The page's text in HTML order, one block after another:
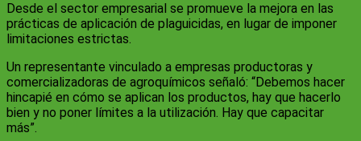
Desde el sector empresarial se promueve la mejora en las
prácticas de aplicación de plaguicidas, en lugar de imponer
limitaciones estrictas.
Un representante vinculado a empresas productoras y
comercializadoras de agroquímicos señaló: “Debemos hacer
hincapié en cómo se aplican los productos, hay que hacerlo
bien y no poner límites a la utilización. Hay que capacitar
más”.